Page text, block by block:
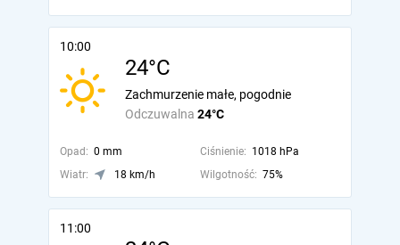
10:00
24°C
Odczuwalna 24°C
Zachmurzenie małe, pogodnie
Opad: 0 mm Ciśnienie: 1018 hPa
Wiatr:
18 km/h Wilgotność: 75%
11:00